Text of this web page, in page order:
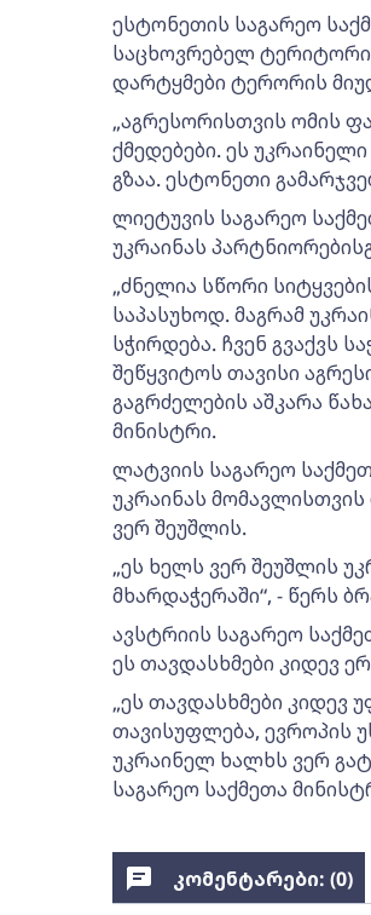
ესტონეთის საგარეო
საცხოვრებელ
დარტყმები ტერორის
„აგრესორისთვის ომის
ქმედებები. ეს
გზაა. ესტონეთი
ლიეტუვის საგარეო
უკრაინას
„ძნელია სწორი
საპასუხოდ. მაგრამ
სჭირდება. ჩვენ გვაქვს
შეწყვიტოს თავისი
გაგრძელების აშკარა
მინისტრი.
ლატვიის საგარეო
უკრაინას
ვერ შეუშლის.
„ეს ხელს ვერ შეუშლის
მხარდაჭერაში“, - წერს
ავსტრიის საგარეო
ეს თავდასხმები კიდევ
„ეს თავდასხმები კიდევ
თავისუფლება, ევროპის
უკრაინელ ხალხს ვერ
საგარეო საქმეთა
კომენტარები: (0)